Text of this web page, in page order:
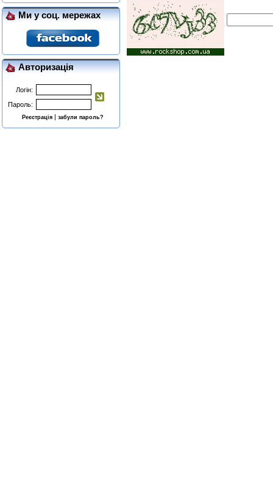
Ми у соц. мережах
Авторизація
Логін:
Пароль:
Реєстрація| забули пароль?